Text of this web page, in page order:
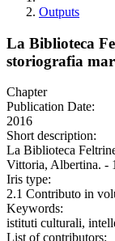
Outputs
La Biblioteca
storiografia
Chapter
Publication Date:
2016
Short description:
La Biblioteca
Vittoria, Albertina. -
Iris type:
2.1 Contributo in
Keywords:
istituti culturali,
List of contributors: